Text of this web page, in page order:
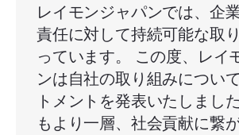
レイモンジャパンでは、企
責任に対して持続可能な取
っています。 この度、レイ
ンは自社の取り組みについ
トメントを発表いたしまし
もより一層、社会貢献に繋